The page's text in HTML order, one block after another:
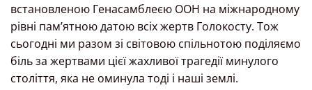
встановленою Генасамблеєю ООН на міжнародному
рівні пам’ятною датою всіх жертв Голокосту. Тож
сьогодні ми разом зі світовою спільнотою поділяємо
біль за жертвами цієї жахливої трагедії минулого
століття, яка не оминула тоді і наші землі.